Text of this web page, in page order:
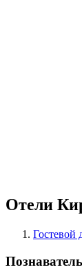
Отели
Гостевой